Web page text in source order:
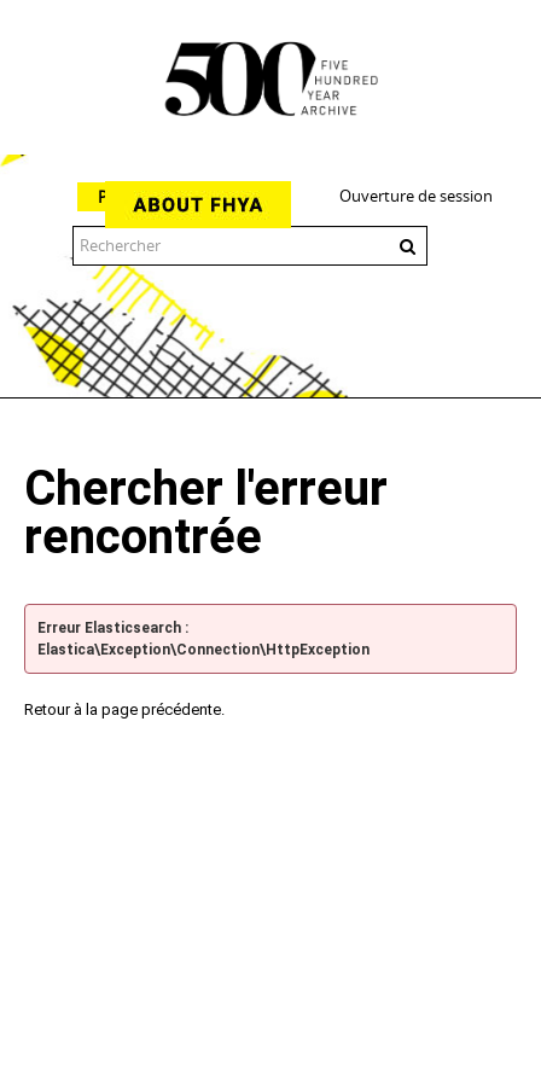
Ouverture de session
Parcourir
Chercher l'erreur
rencontrée
Erreur Elasticsearch :
Elastica\Exception\Connection\HttpException
Retour à la page précédente.